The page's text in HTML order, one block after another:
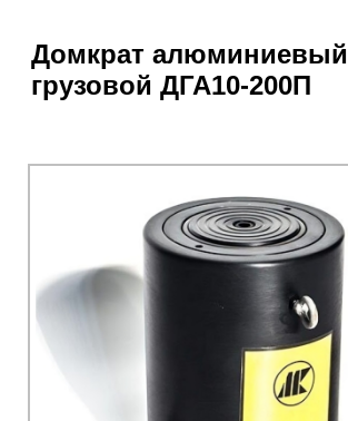
Домкрат алюминиевый
грузовой ДГА10-200П